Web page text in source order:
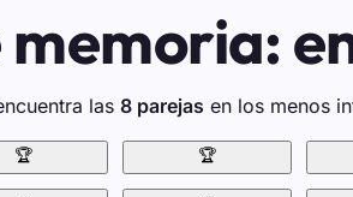
memoria:
las 8 parejas en los menos
🏆 🏆